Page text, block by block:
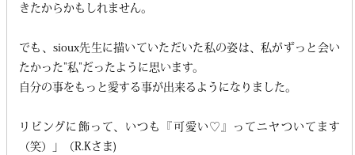
きたからかもしれません。
でも、sioux先生に描いていただいた私の姿は、私がずっと会い
たかった”私”だったように思います。
自分の事をもっと愛する事が出来るようになりました。
リビングに飾って、いつも『可愛い♡』ってニヤついてます
（笑）」（R.Kさま)